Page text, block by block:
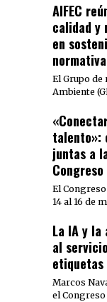
AIFEC
calidad y
en
normativa
El Grupo de
Ambiente
talento»:
juntas a
El
14 al 16 de
La IA y
al
etiquetas
Marcos
el Congreso